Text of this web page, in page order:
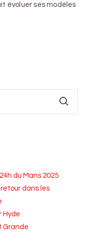
évoluer ses modèles
du Mans 2025
dans les
Hyde
Grande